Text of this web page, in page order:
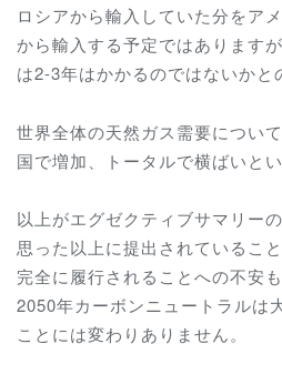
ロシアから輸入していた分をア
から輸入する予定ではあります
は2‐3年はかかるのではないかと
世界全体の天然ガス需要につい
国で増加、トータルで横ばいと
以上がエグゼクティブサマリー
思った以上に提出されているこ
完全に履行されることへの不安
2050年カーボンニュートラルは
ことには変わりありません。